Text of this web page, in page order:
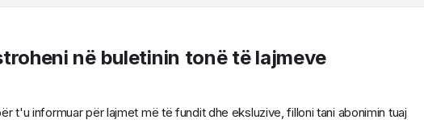
në buletinin tonë të lajmeve
t'u informuar për lajmet më të fundit dhe eksluzive, filloni tani abonimin tuaj